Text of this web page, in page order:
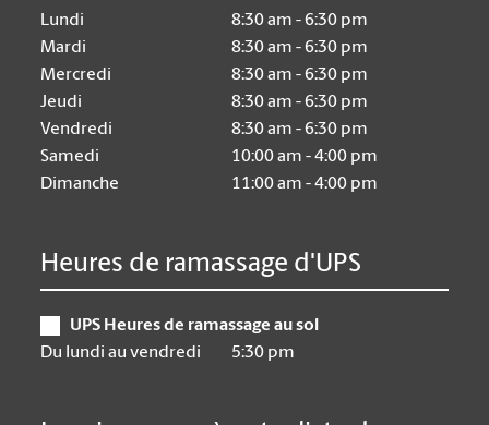
Lundi
8:30 am - 6:30 pm
Mardi
8:30 am - 6:30 pm
Mercredi
8:30 am - 6:30 pm
Jeudi
8:30 am - 6:30 pm
Vendredi
8:30 am - 6:30 pm
Samedi
10:00 am - 4:00 pm
Dimanche
11:00 am - 4:00 pm
Heures de ramassage d'UPS
UPS Heures de ramassage au sol
Du lundi au vendredi
5:30 pm